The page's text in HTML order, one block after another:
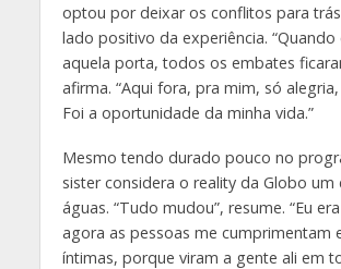
optou por deixar os conflitos para
lado positivo da experiência. “Quando
aquela porta, todos os embates
afirma. “Aqui fora, pra mim, só
Foi a oportunidade da minha vida.”
Mesmo tendo durado pouco no
sister considera o reality da Globo um
águas. “Tudo mudou”, resume. “Eu
agora as pessoas me cumprimentam
íntimas, porque viram a gente ali em